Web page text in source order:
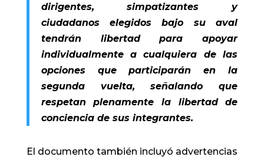
dirigentes, simpatizantes y
ciudadanos elegidos bajo su aval
tendrán libertad para apoyar
individualmente a cualquiera de las
opciones que participarán en la
segunda vuelta, señalando que
respetan plenamente la libertad de
conciencia de sus integrantes.
El documento también incluyó advertencias